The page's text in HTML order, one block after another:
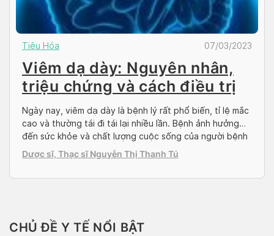
Tiêu Hóa 07/03/2023
Viêm dạ dày: Nguyên nhân,
triệu chứng và cách điều trị
Ngày nay, viêm dạ dày là bệnh lý rất phổ biến, tỉ lệ mắc
cao và thường tái đi tái lại nhiều lần. Bệnh ảnh hưởng
đến sức khỏe và chất lượng cuộc sống của người bệnh
rất nhiều nên cần được phát hiện và điều trị sớm. Cùng
Docosan tìm hiểu về bệnh viêm […]
Dược sĩ, Thạc sĩ Nguyễn Thị Thanh Tú
CHỦ ĐỀ Y TẾ NỔI BẬT